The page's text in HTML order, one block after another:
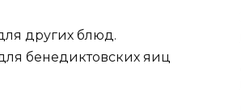
других блюд.
бенедиктовских яиц